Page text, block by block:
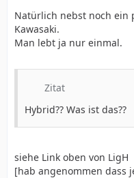
Natürlich nebst noch ein
Kawasaki.
Man lebt ja nur einmal.
Zitat
Hybrid?? Was ist das??
siehe Link oben von LigH
[hab angenommen dass